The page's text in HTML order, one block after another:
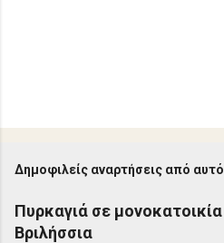
Δημοφιλείς αναρτήσεις από
Πυρκαγιά σε
Βριλήσσια